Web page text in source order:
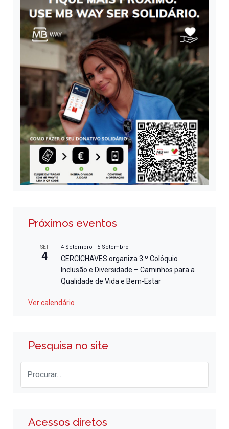
Próximos eventos
SET
4
4 Setembro - 5 Setembro
CERCICHAVES organiza 3.º Colóquio
Inclusão e Diversidade – Caminhos para a
Qualidade de Vida e Bem-Estar
Ver calendário
Pesquisa no site
Acessos diretos